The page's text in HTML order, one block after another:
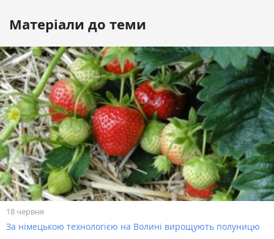
Матеріали до теми
18 червня
За німецькою технологією на Волині вирощують полуницю